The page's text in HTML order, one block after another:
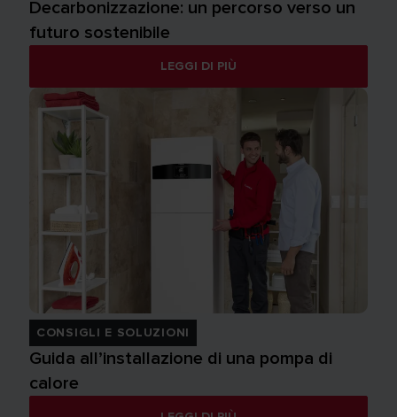
Decarbonizzazione: un percorso verso un
futuro sostenibile
LEGGI DI PIÙ
CONSIGLI E SOLUZIONI
Guida all’installazione di una pompa di
calore